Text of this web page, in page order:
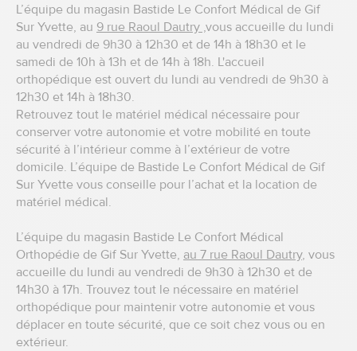
L’équipe du magasin Bastide Le Confort Médical de Gif
Sur Yvette, au 9 rue Raoul Dautry ,vous accueille du lundi
au vendredi de 9h30 à 12h30 et de 14h à 18h30 et le
samedi de 10h à 13h et de 14h à 18h. L'accueil
orthopédique est ouvert du lundi au vendredi de 9h30 à
12h30 et 14h à 18h30.
Retrouvez tout le matériel médical nécessaire pour
conserver votre autonomie et votre mobilité en toute
sécurité à l’intérieur comme à l’extérieur de votre
domicile. L’équipe de Bastide Le Confort Médical de Gif
Sur Yvette vous conseille pour l’achat et la location de
matériel médical.
L’équipe du magasin Bastide Le Confort Médical
Orthopédie de Gif Sur Yvette, au 7 rue Raoul Dautry, vous
accueille du lundi au vendredi de 9h30 à 12h30 et de
14h30 à 17h. Trouvez tout le nécessaire en matériel
orthopédique pour maintenir votre autonomie et vous
déplacer en toute sécurité, que ce soit chez vous ou en
extérieur.